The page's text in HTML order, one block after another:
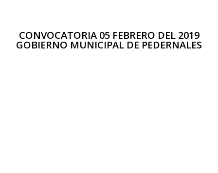
CONVOCATORIA 05 FEBRERO DEL 2019
GOBIERNO MUNICIPAL DE PEDERNALES